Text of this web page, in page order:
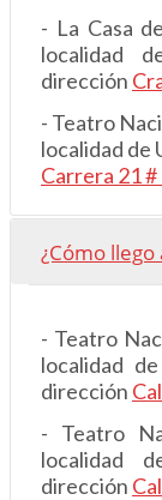
- La Casa
localidad
dirección
- Teatro
localidad de
Carrera 21
¿Cómo llego
- Teatro
localidad
dirección
- Teatro
localidad
dirección